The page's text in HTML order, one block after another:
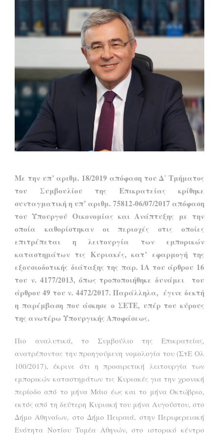
Με την υπ’ αριθμ. 18/2019 απόφαση του Δ΄ Τμήματος
του Συμβουλίου της Επικρατείας κρίθηκε
συνταγματική η υπ’ αριθμ. 75812-06/07/2017 απόφαση
του Υπουργού Οικονομίας και Ανάπτυξης με την
οποία καθορίστηκαν οι περιοχές στις οποίες
επιτρέπεται η λειτουργία των εμπορικών
καταστημάτων τις Κυριακές, κατ’ εφαρμογή της
εξουσιοδοτικής διάταξης της παρ. 1Α του άρθρου 16
του ν. 4177/2013, όπως τροποποιήθηκε δυνάμει του
άρθρου 49 του ν. 4472/2017. Παράλληλα, έγινε δεκτή
η παρέμβαση που άσκησε ο ΣΕΤΕ, υπέρ του κύρους
της ανωτέρω Υπουργικής Αποφάσεως.
Πιο αναλυτικά, το Συμβούλιο της Επικρατείας,
ανατρέποντας την προηγούμενη νομολογία του (ΣτΕ Ολ
100/2017), έκρινε ότι η προαιρετική λειτουργία των
εμπορικών καταστημάτων τις Κυριακές για την χρονική
περίοδο από το μήνα Μάιο έως και το μήνα Οκτώβριο,
εκτός από τη δεύτερη Κυριακή του μήνα Αυγούστου, στο
Δήμο Αθηναίων, στο Δήμο Πειραιά, στην Περιφερειακή
Ενότητα Νοτίου Τομέα Αθηνών, στο ιστορικό κέντρο